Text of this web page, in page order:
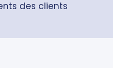
des clients